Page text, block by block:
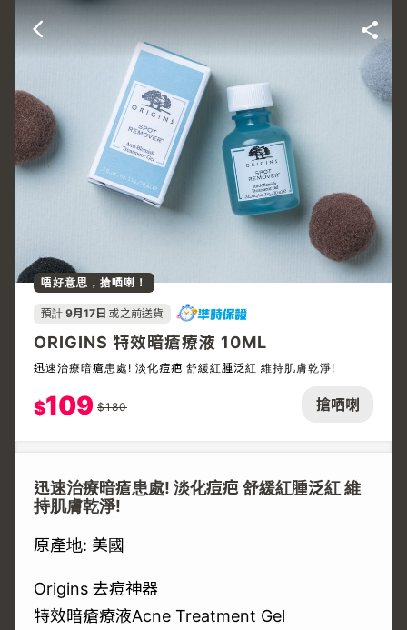
搶哂喇
唔好意思，搶哂喇！
預計 9月17日 或之前送貨
ORIGINS 特效暗瘡療液 10ML
迅速治療暗瘡患處! 淡化痘疤 舒緩紅腫泛紅 維持肌膚乾淨!
$109 $180
迅速治療暗瘡患處! 淡化痘疤 舒緩紅腫泛紅 維
持肌膚乾淨!
原產地: 美國
Origins 去痘神器
特效暗瘡療液Acne Treatment Gel